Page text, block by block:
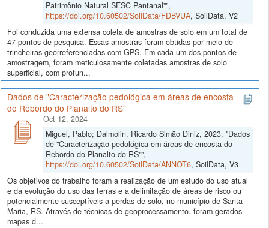
Patrimônio Natural SESC Pantanal"",
https://doi.org/10.60502/SoilData/FDBVUA, SoilData, V2
Foi conduzida uma extensa coleta de amostras de solo em um total de
47 pontos de pesquisa. Essas amostras foram obtidas por meio de
trincheiras georreferenciadas com GPS. Em cada um dos pontos de
amostragem, foram meticulosamente coletadas amostras de solo
superficial, com profun...
Dados de "Caracterização pedológica em áreas de encosta
do Rebordo do Planalto do RS"
Oct 12, 2024
Miguel, Pablo; Dalmolin, Ricardo Simão Diniz, 2023, "Dados
de "Caracterização pedológica em áreas de encosta do
Rebordo do Planalto do RS"",
https://doi.org/10.60502/SoilData/ANNOT6, SoilData, V3
Os objetivos do trabalho foram a realização de um estudo do uso atual
e da evolução do uso das terras e a delimitação de áreas de risco ou
potencialmente susceptíveis a perdas de solo, no município de Santa
Maria, RS. Através de técnicas de geoprocessamento. foram gerados
mapas d...